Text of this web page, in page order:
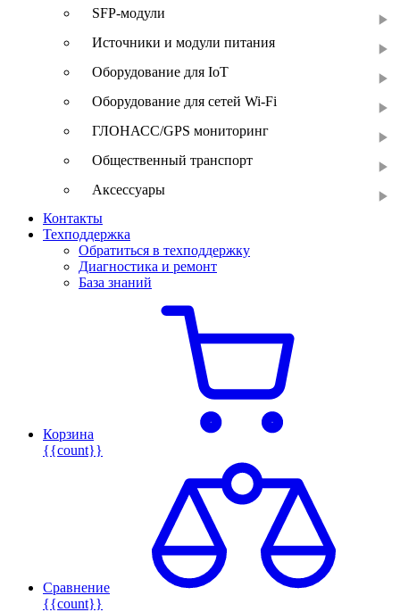
SFP-модули
Источники и модули питания
Оборудование для IoT
Оборудование для сетей Wi-Fi
ГЛОНАСС/GPS мониторинг
Общественный транспорт
Аксессуары
Контакты
Техподдержка
Обратиться в техподдержку
Диагностика и ремонт
База знаний
Корзина
{{count}}
Сравнение
{{count}}